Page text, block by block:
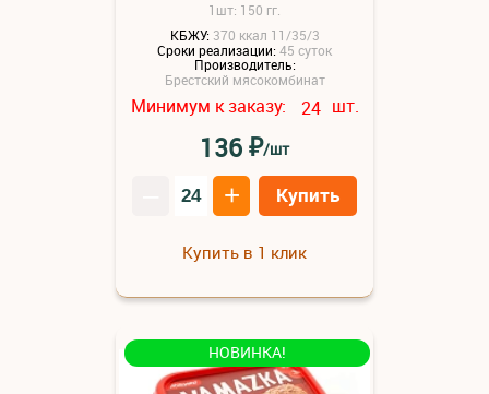
1шт: 150 гг.
КБЖУ: 370 ккал 11/35/3
Сроки реализации:45 суток
Производитель:
Брестский мясокомбинат
Минимум к заказу: 24 шт.
136₽/шт
+ Купить
Купить в 1 клик
НОВИНКА!